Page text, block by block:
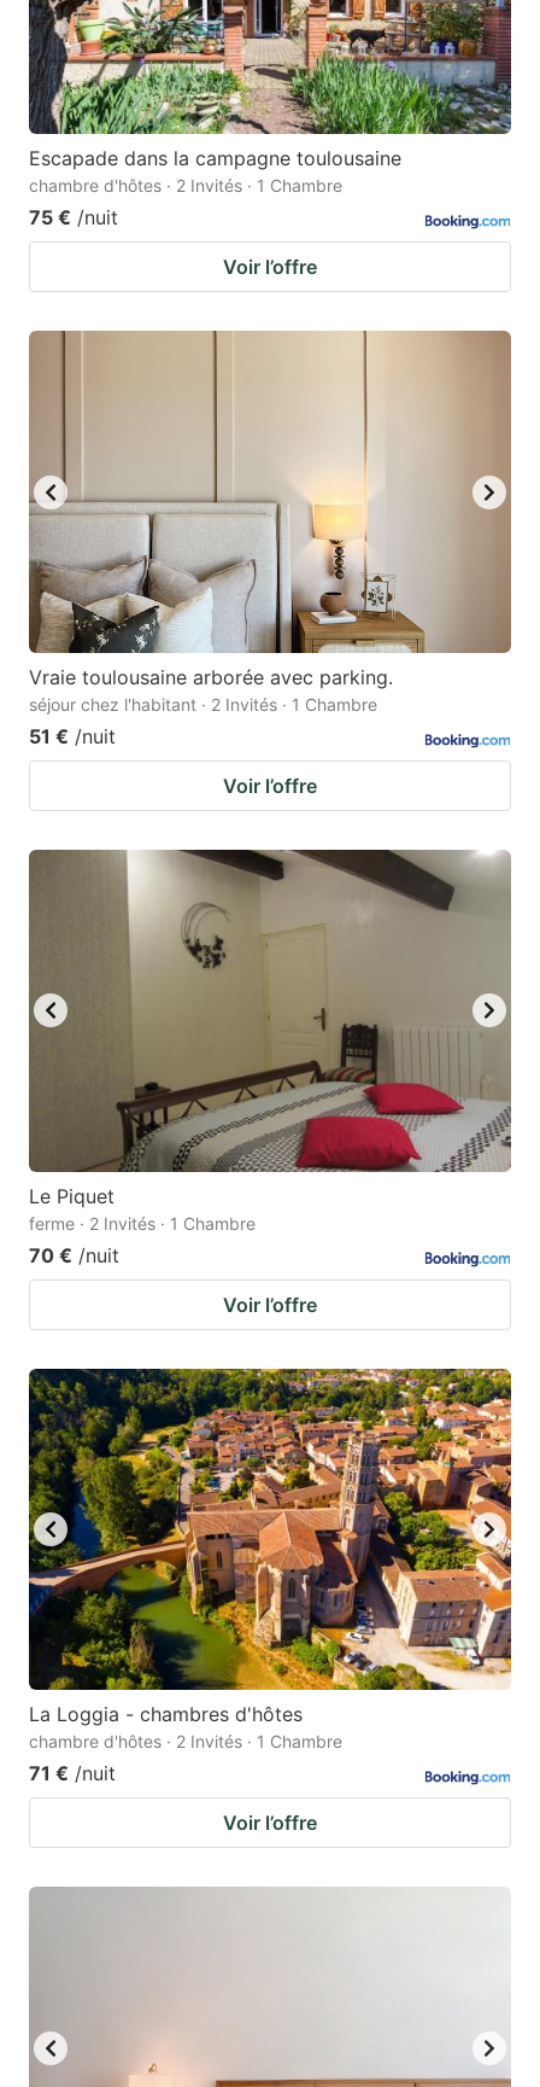
Escapade dans la campagne toulousaine
chambre d'hôtes · 2 Invités · 1 Chambre
75 € /nuit
Voir l’offre
Vraie toulousaine arborée avec parking.
séjour chez l'habitant · 2 Invités · 1 Chambre
51 € /nuit
Voir l’offre
Le Piquet
ferme · 2 Invités · 1 Chambre
70 € /nuit
Voir l’offre
La Loggia - chambres d'hôtes
chambre d'hôtes · 2 Invités · 1 Chambre
71 € /nuit
Voir l’offre